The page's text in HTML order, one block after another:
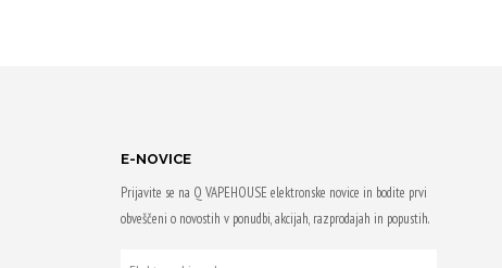
E-NOVICE
Prijavite se na Q VAPEHOUSE elektronske novice in bodite prvi
obveščeni o novostih v ponudbi, akcijah, razprodajah in popustih.
ELEKTRONSKI